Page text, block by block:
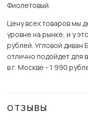
Фиолетовый.
Цену всех товаров мы
уровне на рынке, и у
рублей. Угловой
отлично подойдет для
в г. Москве - 1 990
ОТЗЫВЫ